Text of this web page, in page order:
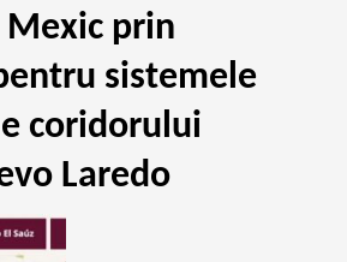
Mexic prin
sistemele
coridorului
Laredo